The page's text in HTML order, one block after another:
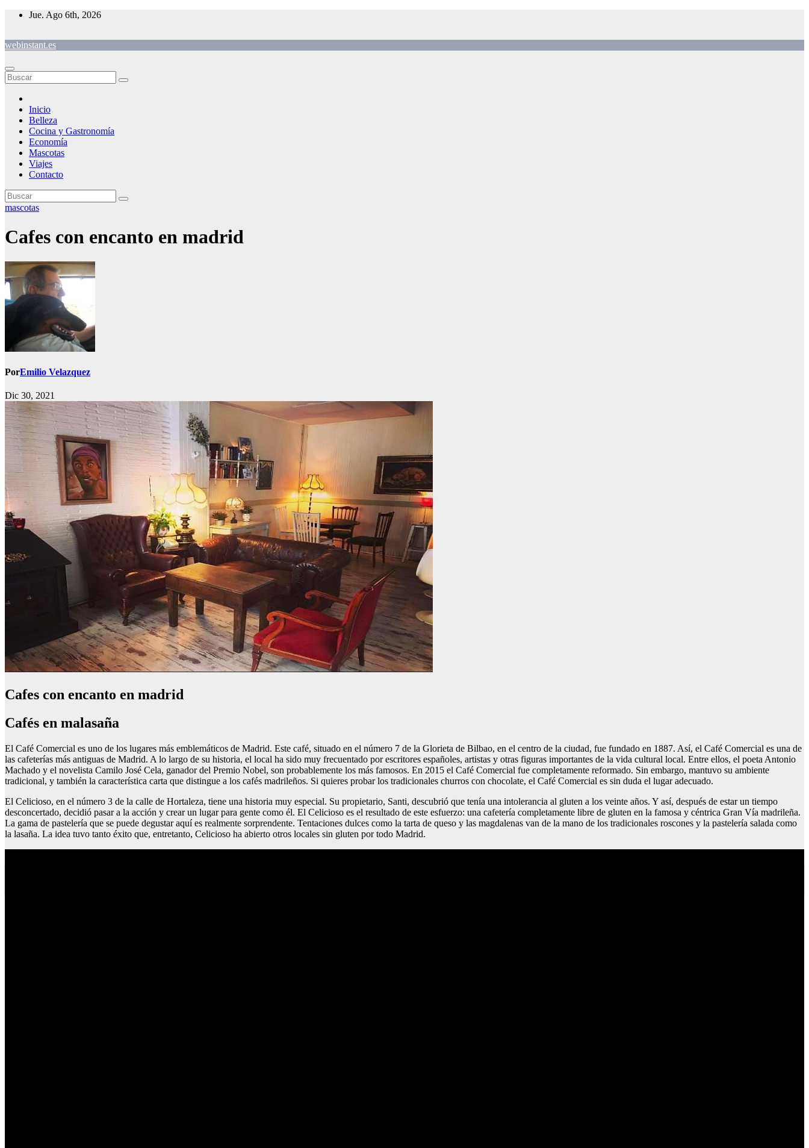
Saltar
Jue. Ago 6th, 2026
webinstant.es
Inicio
Belleza
Cocina y Gastronomía
Economía
Mascotas
Viajes
Contacto
mascotas
Cafes con encanto en madrid
PorEmilio Velazquez
Dic 30, 2021
Cafes con encanto en madrid
Cafés en malasaña
El Café Comercial es uno de los lugares más emblemáticos de Madrid. Este café, situado en el número 7 de la Glorieta de Bilbao, en el centro de la ciudad, fue fundado en 1887. Así, el Café Comercial es una de
las cafeterías más antiguas de Madrid. A lo largo de su historia, el local ha sido muy frecuentado por escritores españoles, artistas y otras figuras importantes de la vida cultural local. Entre ellos, el poeta Antonio
Machado y el novelista Camilo José Cela, ganador del Premio Nobel, son probablemente los más famosos. En 2015 el Café Comercial fue completamente reformado. Sin embargo, mantuvo su ambiente
tradicional, y también la característica carta que distingue a los cafés madrileños. Si quieres probar los tradicionales churros con chocolate, el Café Comercial es sin duda el lugar adecuado.
El Celicioso, en el número 3 de la calle de Hortaleza, tiene una historia muy especial. Su propietario, Santi, descubrió que tenía una intolerancia al gluten a los veinte años. Y así, después de estar un tiempo
desconcertado, decidió pasar a la acción y crear un lugar para gente como él. El Celicioso es el resultado de este esfuerzo: una cafetería completamente libre de gluten en la famosa y céntrica Gran Vía madrileña.
La gama de pastelería que se puede degustar aquí es realmente sorprendente. Tentaciones dulces como la tarta de queso y las magdalenas van de la mano de los tradicionales roscones y la pastelería salada como
la lasaña. La idea tuvo tanto éxito que, entretanto, Celicioso ha abierto otros locales sin gluten por todo Madrid.